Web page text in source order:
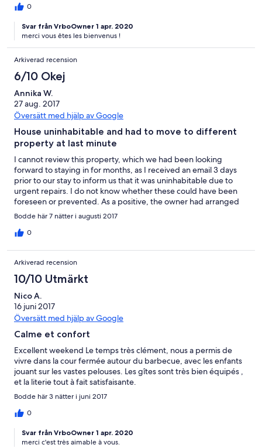
0
Svar från VrboOwner 1 apr. 2020
merci vous êtes les bienvenus !
Arkiverad recension
6/10 Okej
Annika W.
27 aug. 2017
Översätt med hjälp av Google
House uninhabitable and had to move to different
property at last minute
I cannot review this property, which we had been looking
forward to staying in for months, as I received an email 3 days
prior to our stay to inform us that it was uninhabitable due to
urgent repairs. I do not know whether these could have been
foreseen or prevented. As a positive, the owner had arranged
for us to stay in a property half an hour away, with a few freebies
(towels, pool heating, cleaning) as compensation. However,
while the property nominally had the same number of rooms
and compromising in terms of room allocation. The property we
stayed in (Beauregard) was in need of a good deep clean and
had several items in need of repair (shower heads, chairs,
unattached toilet bowl, window pain patched up...). I gave a
three because I hope the property at Longuefuye is nicer,
because the area is absolutely gorgeous, and because the
accommodation.
Bodde här 7 nätter i augusti 2017
0
Arkiverad recension
10/10 Utmärkt
Nico A.
16 juni 2017
Översätt med hjälp av Google
Calme et confort
Excellent weekend Le temps très clément, nous a permis de
vivre dans la cour fermée autour du barbecue, avec les enfants
jouant sur les vastes pelouses. Les gîtes sont très bien équipés ,
et la literie tout à fait satisfaisante.
Bodde här 3 nätter i juni 2017
0
Svar från VrboOwner 1 apr. 2020
merci c'est très aimable à vous.